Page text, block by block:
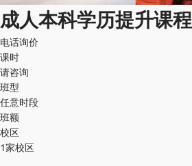
成人本科学历提升课程
电话询价
课时
请咨询
班型
任意时段
班额
校区
1家校区